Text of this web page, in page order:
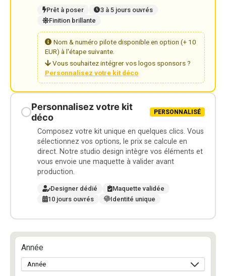
Prêt à poser
3 à 5 jours ouvrés
Finition brillante
Nom & numéro pilote disponible en option (+ 10
EUR) à l'étape suivante.
Vous souhaitez intégrer vos logos sponsors ?
Personnalisez votre kit déco
Personnalisez votre kit
déco
PERSONNALISÉ
Composez votre kit unique en quelques clics. Vous
sélectionnez vos options, le prix se calcule en
direct. Notre studio design intègre vos éléments et
vous envoie une maquette à valider avant
production.
Designer dédié
Maquette validée
10 jours ouvrés
Identité unique
Année